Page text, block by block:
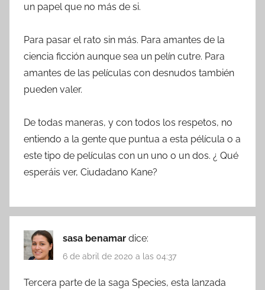
un papel que no más de si.
Para pasar el rato sin más. Para amantes de la
ciencia ficción aunque sea un pelín cutre. Para
amantes de las películas con desnudos también
pueden valer.
De todas maneras, y con todos los respetos, no
entiendo a la gente que puntua a esta pélícula o a
este tipo de películas con un uno o un dos. ¿ Qué
esperáis ver, Ciudadano Kane?
sasa benamar dice:
6 de abril de 2020 a las 04:37
Tercera parte de la saga Species, esta lanzada